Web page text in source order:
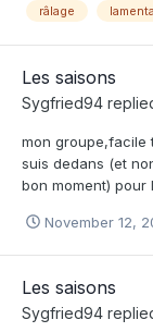
râlage
Les saisons
Sygfried94
mon groupe,facile
suis dedans (et
bon moment) pour
November 12,
Les saisons
Sygfried94